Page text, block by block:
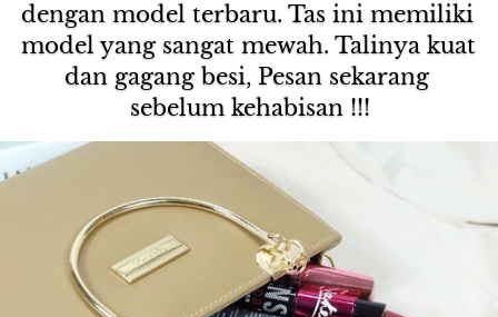
dengan model terbaru. Tas ini memiliki
model yang sangat mewah. Talinya kuat
dan gagang besi, Pesan sekarang
sebelum kehabisan !!!